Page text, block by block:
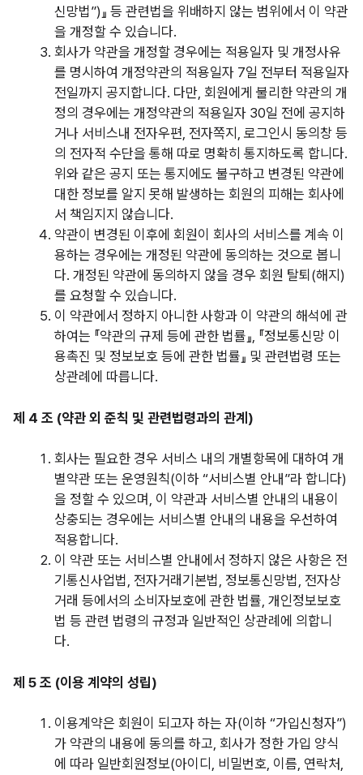
신망법”)』 등 관련법을 위배하지 않는 범위에서 이 약관
을 개정할 수 있습니다.
회사가 약관을 개정할 경우에는 적용일자 및 개정사유
를 명시하여 개정약관의 적용일자 7일 전부터 적용일자
전일까지 공지합니다. 다만, 회원에게 불리한 약관의 개
정의 경우에는 개정약관의 적용일자 30일 전에 공지하
거나 서비스내 전자우편, 전자쪽지, 로그인시 동의창 등
의 전자적 수단을 통해 따로 명확히 통지하도록 합니다.
위와 같은 공지 또는 통지에도 불구하고 변경된 약관에
대한 정보를 알지 못해 발생하는 회원의 피해는 회사에
서 책임지지 않습니다.
약관이 변경된 이후에 회원이 회사의 서비스를 계속 이
용하는 경우에는 개정된 약관에 동의하는 것으로 봅니
다. 개정된 약관에 동의하지 않을 경우 회원 탈퇴(해지)
를 요청할 수 있습니다.
이 약관에서 정하지 아니한 사항과 이 약관의 해석에 관
하여는 『약관의 규제 등에 관한 법률』, 『정보통신망 이
용촉진 및 정보보호 등에 관한 법률』 및 관련법령 또는
상관례에 따릅니다.
제 4 조 (약관 외 준칙 및 관련법령과의 관계)
회사는 필요한 경우 서비스 내의 개별항목에 대하여 개
별약관 또는 운영원칙(이하 “서비스별 안내”라 합니다)
을 정할 수 있으며, 이 약관과 서비스별 안내의 내용이
상충되는 경우에는 서비스별 안내의 내용을 우선하여
적용합니다.
이 약관 또는 서비스별 안내에서 정하지 않은 사항은 전
기통신사업법, 전자거래기본법, 정보통신망법, 전자상
거래 등에서의 소비자보호에 관한 법률, 개인정보보호
법 등 관련 법령의 규정과 일반적인 상관례에 의합니
다.
제 5 조 (이용 계약의 성립)
이용계약은 회원이 되고자 하는 자(이하 “가입신청자”)
가 약관의 내용에 동의를 하고, 회사가 정한 가입 양식
에 따라 일반회원정보(아이디, 비밀번호, 이름, 연락처,